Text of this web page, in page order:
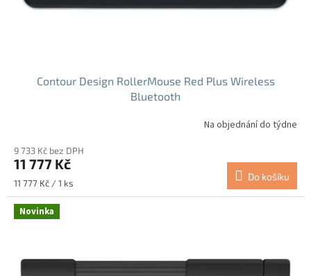
Contour Design RollerMouse Red Plus Wireless
Bluetooth
Na objednání do týdne
9 733 Kč bez DPH
11 777 Kč
Měrná
cena:
11 777 Kč / 1 ks
Do košíku
Novinka